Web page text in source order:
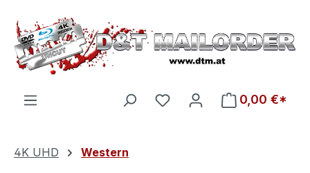
Zum Hauptinhalt springen
Du hast 0 Produkte auf
0,00 €*
4K UHD Western